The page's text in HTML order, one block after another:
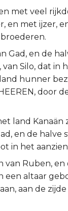
met veel
en met ijzer,
Gad, en de
Silo, dat in
hunner
door
land Kanaän
en de halve
in het
van Ruben, en
een altaar
aan de